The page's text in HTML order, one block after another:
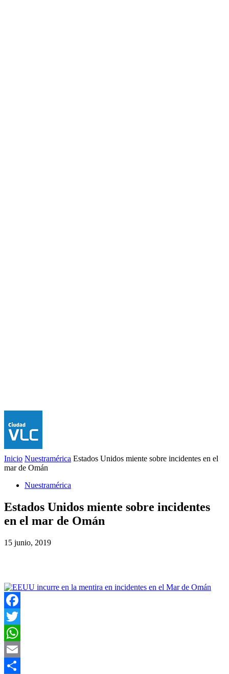
Inicio Nuestramérica Estados Unidos miente sobre incidentes en el
mar de Omán
Nuestramérica
Estados Unidos miente sobre incidentes
en el mar de Omán
15 junio, 2019
Facebook
Twitter
WhatsApp
Email